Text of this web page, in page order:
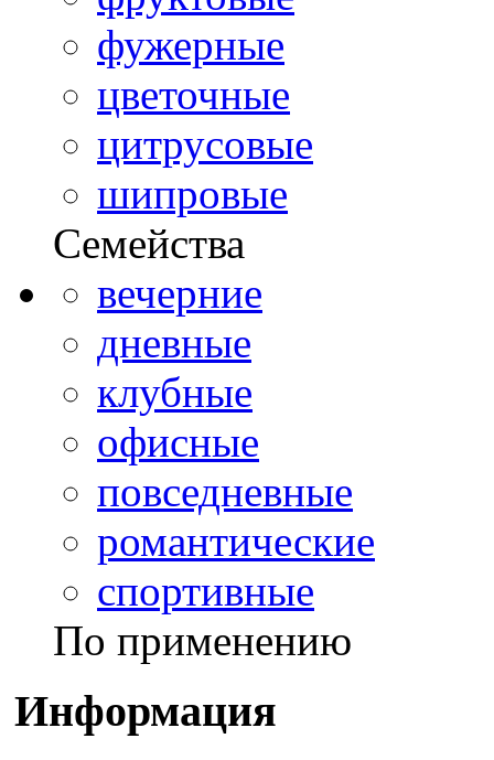
фужерные
цветочные
цитрусовые
шипровые
Семейства
вечерние
дневные
клубные
офисные
повседневные
романтические
спортивные
По применению
Информация